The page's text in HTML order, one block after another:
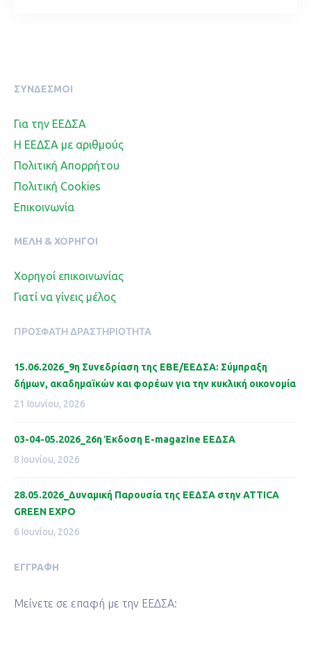
ΣΥΝΔΕΣΜΟΙ
Για την ΕΕΔΣΑ
Η ΕΕΔΣΑ με αριθμούς
Πολιτική Απορρήτου
Πολιτική Cookies
Επικοινωνία
ΜΈΛΗ & ΧΟΡΗΓΟΊ
Χορηγοί επικοινωνίας
Γιατί να γίνεις μέλος
ΠΡΌΣΦΑΤΗ ΔΡΑΣΤΗΡΙΌΤΗΤΑ
15.06.2026_9η Συνεδρίαση της ΕΒΕ/ΕΕΔΣΑ: Σύμπραξη
δήμων, ακαδημαϊκών και φορέων για την κυκλική οικονομία
21 Ιουνίου, 2026
03-04-05.2026_26η Έκδοση Ε-magazine ΕΕΔΣΑ
8 Ιουνίου, 2026
28.05.2026_Δυναμική Παρουσία της ΕΕΔΣΑ στην ATTICA
GREEN EXPO
6 Ιουνίου, 2026
ΕΓΓΡΑΦΉ
Μείνετε σε επαφή με την ΕΕΔΣΑ: